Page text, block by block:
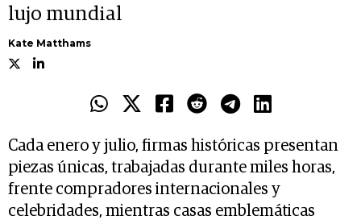
lujo mundial
Kate Matthams
Cada enero y julio, firmas históricas presentan
piezas únicas, trabajadas durante miles horas,
frente compradores internacionales y
celebridades, mientras casas emblemáticas